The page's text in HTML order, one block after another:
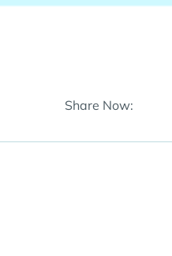
Share Now: